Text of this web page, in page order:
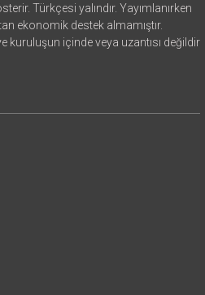
Türkçesi yalındır. Yayımlanırken
ekonomik destek almamıştır.
kuruluşun içinde veya uzantısı değildir